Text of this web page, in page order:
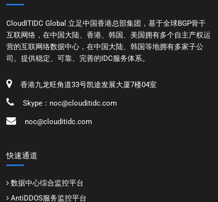
CloudITIDC Global 立足中国香港总部集团，基于全球BGP骨干
互联网络，在中国大陆、香港、韩国、美国拥有多个自主产权运
营的互联网络数据中心，在中国大陆、韩国等地拥有多家子公
司。提供稳定、可靠、完善的IDC服务体系。
香港九龙旺角道33号凯途发展大厦7楼04室
Skype：noc@clouditidc.com
noc@clouditidc.com
快速通道
数据中心综合监控平台
AntiDDOS服务监控平台